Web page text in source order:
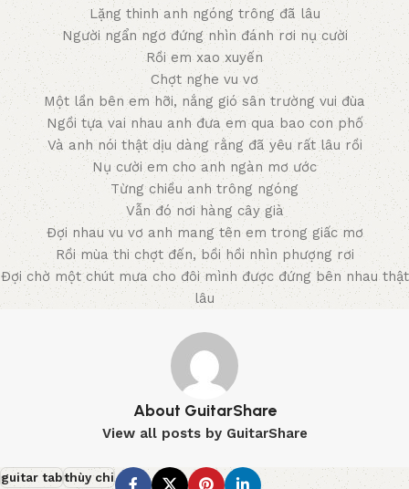
Lặng thinh anh ngóng trông đã lâu
Người ngẩn ngơ đứng nhìn đánh rơi nụ cười
Rồi em xao xuyến
Chợt nghe vu vơ
Một lần bên em hỡi, nắng gió sân trường vui đùa
Ngồi tựa vai nhau anh đưa em qua bao con phố
Và anh nói thật dịu dàng rằng đã yêu rất lâu rồi
Nụ cười em cho anh ngàn mơ ước
Từng chiều anh trông ngóng
Vẫn đó nơi hàng cây già
Đợi nhau vu vơ anh mang tên em trong giấc mơ
Rồi mùa thi chợt đến, bồi hồi nhìn phượng rơi
Đợi chờ một chút mưa cho đôi mình được đứng bên nhau thật
lâu
About GuitarShare
View all posts by GuitarShare
guitar tabthùy chi